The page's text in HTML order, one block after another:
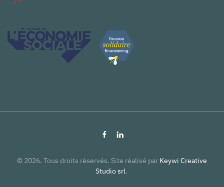
© 2026. Tous droits réservés. Site réalisé par Keywi Creative
Studio srl.